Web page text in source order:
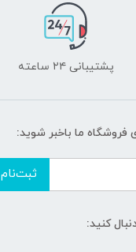
پشتیبانی ۲۴ ساعته
ما باخبر شوید:
ثبت‌نام
کنید: